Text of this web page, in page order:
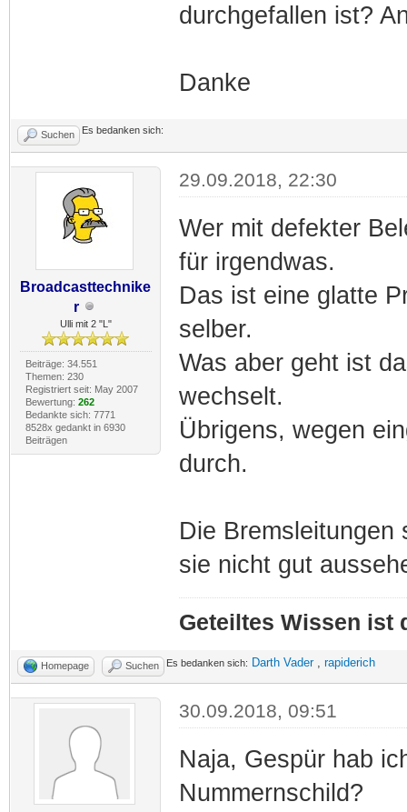
durchgefallen ist?
Danke
Suchen Es bedanken sich:
Broadcasttechnike
r
Ulli mit 2 "L"
Beiträge: 34.551
Themen: 230
Registriert seit: May 2007
Bewertung: 262
Bedankte sich: 7771
8528x gedankt in 6930
Beiträgen
29.09.2018, 22:30
Wer mit defekter
für irgendwas.
Das ist eine glatte
selber.
Was aber geht ist
wechselt.
Übrigens, wegen
durch.
Die
sie nicht gut
Geteiltes Wissen ist
Homepage Suchen Es bedanken sich: Darth Vader, rapiderich
30.09.2018, 09:51
Naja, Gespür hab
Nummernschild?